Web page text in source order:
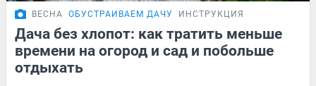
ВЕСНА ОБУСТРАИВАЕМ ДАЧУ ИНСТРУКЦИЯ
Дача без хлопот: как тратить меньше
времени на огород и сад и побольше
отдыхать